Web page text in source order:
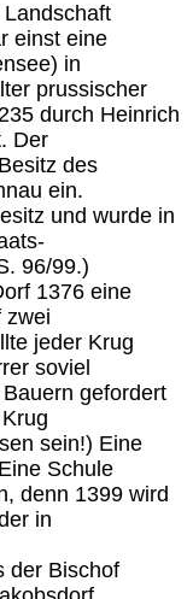
einst eine
in
prussischer
durch Heinrich
Der
des
ein.
und wurde in
96/99.)
1376 eine
zwei
jeder Krug
soviel
gefordert
sein!) Eine
Schule
denn 1399 wird
in
der Bischof